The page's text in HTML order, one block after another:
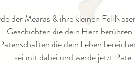
der Mearas & ihre kleinen
Geschichten die dein Herz
Patenschaften die dein Leben
...sei mit dabei und werde jetzt